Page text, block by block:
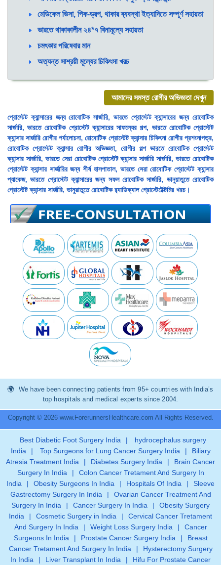
মেডিকেল ভিসা, পিক-ড্রপ, থাকার ব্যবস্থা ইত্যাদিতে সম্পূর্ণ সহায়তা
ভারতে থাকাকালীন ২৪*৭ বিনামূল্যে সহায়তা
চমৎকার পরিষেবার মান
অত্যন্ত সাশ্রয়ী মূল্যের চিকিৎসা খরচ
আমাদের সমস্ত রোগীর অভিজ্ঞতা দেখুন
প্রোস্টেট ক্যান্সারের জন্য রোবোটিক সার্জারি, ভারতে প্রোস্টেট ক্যান্সারের জন্য রোবোটিক
সার্জারি, ভারতে রোবোটিক প্রোস্টেট ক্যান্সারের সাফল্যের গল্প, ভারতে রোবোটিক প্রোস্টেট
ক্যান্সার সার্জারি রোগীর পর্যালোচনা, রোবোটিক প্রোস্টেট ক্যান্সার চিকিৎসা রোগীর প্রশংসাপত্র,
রোবোটিক প্রোস্টেট ক্যান্সার রোগীর অভিজ্ঞতা, রোগীর গল্প ভারতে রোবোটিক প্রোস্টেট
ক্যান্সার সার্জারি, ভারতে সেরা রোবোটিক প্রোস্টেট ক্যান্সার সার্জারি সার্জারি, ভারতে রোবোটিক
প্রোস্টেট ক্যান্সার সার্জারির জন্য শীর্ষ হাসপাতাল, ভারতে সেরা রোবোটিক প্রোস্টেট ক্যান্সার
প্যাকেজ, ভারতে প্রোস্টেট ক্যান্সারের জন্য সফল রোবোটিক সার্জারি, ভানুয়াতুতে রোবোটিক
প্রোস্টেট ক্যান্সার সার্জারি, ভানুয়াতুতে রোবোটিক র‍্যাডিক্যাল প্রোস্টেটেক্টমির খরচ।
We have been connecting patients from 95+ countries with India’s
top hospitals and medical experts since 2004.
Copyright © 2026 www.ForerunnersHealthcare.com All Rights Reserved.
Best Diabetic Foot Surgery India |
hydrocephalus surgery
India
| Top Surgeons for Lung Cancer Surgery India |
Biliary
Atresia Treatment India
| Diabetes Surgery India |
Brain Cancer
Surgery In India
|
Colon Cancer Tretament And Surgery In
India
| Obesity Surgeons In India | Hospitals Of India |
Sleeve
Gastrectomy Surgery In India
|
Ovarian Cancer Treatment And
Surgery In India
| Cancer Surgery In India |
Obesity Surgery
India
| Cosmetic Surgery in India |
Cervical Cancer Tretament
And Surgery In India
| Weight Loss Surgery India |
Cancer
Surgeons In India
| Prostate Cancer Surgery India |
Breast
Cancer Tretament And Surgery In India
|
Hysterectomy Surgery
In India
| Liver Transplant In India | Hifu For Prostate Cancer